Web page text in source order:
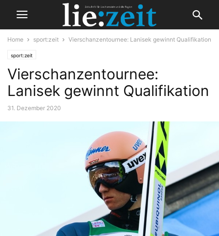
Home sport:zeit Vierschanzentournee: Lanisek gewinnt Qualifikation
sport:zeit
Vierschanzentournee:
Lanisek gewinnt Qualifikation
31. Dezember 2020